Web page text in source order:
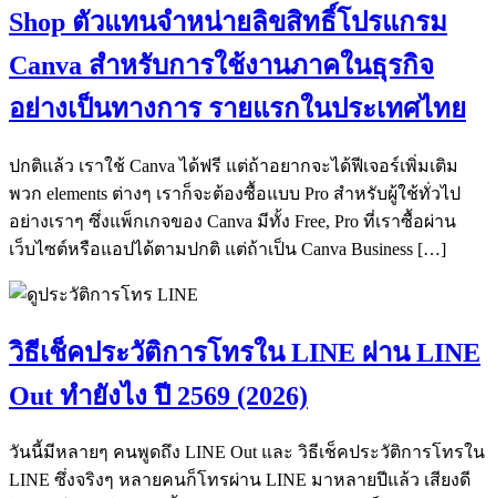
Shop ตัวแทนจำหน่ายลิขสิทธิ์โปรแกรม
Canva สำหรับการใช้งานภาคในธุรกิจ
อย่างเป็นทางการ รายแรกในประเทศไทย
ปกติแล้ว เราใช้ Canva ได้ฟรี แต่ถ้าอยากจะได้ฟีเจอร์เพิ่มเติม
พวก elements ต่างๆ เราก็จะต้องซื้อแบบ Pro สำหรับผู้ใช้ทั่วไป
อย่างเราๆ ซึ่งแพ็กเกจของ Canva มีทั้ง Free, Pro ที่เราซื้อผ่าน
เว็บไซต์หรือแอปได้ตามปกติ แต่ถ้าเป็น Canva Business […]
วิธีเช็คประวัติการโทรใน LINE ผ่าน LINE
Out ทำยังไง ปี 2569 (2026)
วันนี้มีหลายๆ คนพูดถึง LINE Out และ วิธีเช็คประวัติการโทรใน
LINE ซึ่งจริงๆ หลายคนก็โทรผ่าน LINE มาหลายปีแล้ว เสียงดี